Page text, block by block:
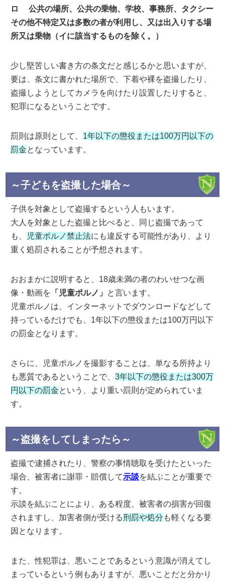
ロ 公共の場所、公共の乗物、学校、事務所、タクシー
その他不特定又は多数の者が利用し、又は出入りする場
所又は乗物（イに該当するものを除く。）
少し堅苦しい書き方の条文だと感じるかと思いますが、
要は、条文に書かれた場所で、下着や裸を盗撮したり、
盗撮しようとしてカメラを向けたり設置したりすると、
犯罪になるということです。
罰則は原則として、 1年以下の懲役または100万円以下の
罰金となっています。
～子どもを盗撮した場合～
子供を対象として盗撮するという人もいます。
大人を対象とした盗撮と比べると、同じ盗撮であって
も、
児童ポルノ禁止法にも違反する可能性があり、より
重く処罰されることが予想されます。
おおまかに説明すると、18歳未満の者のわいせつな画
像・動画を 「児童ポルノ」
と言います。
児童ポルノは、インターネットでダウンロードなどして
持っているだけでも、1年以下の懲役または100万円以下
の罰金となります。
さらに、児童ポルノを撮影することは、単なる所持より
も悪質であるということで、3年以下の懲役または300万
円以下の罰金という、より重い罰則が定められていま
す。
～盗撮をしてしまったら～
盗撮で逮捕されたり、警察の事情聴取を受けたといった
場合、被害者に謝罪・賠償して示談を結ぶことが重要で
す。
示談を結ぶことにより、ある程度、被害者の損害が回復
されますし、加害者側が受ける刑罰や処分 も軽くなる要
因となります。
また、性犯罪は、悪いことであるという意識が消えてし
まっているという例もありますが、悪いことだと分かり